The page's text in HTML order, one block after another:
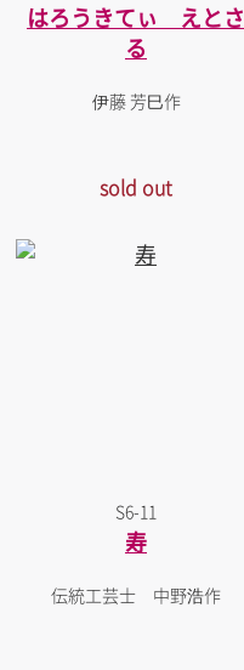
はろうきてぃ えとさ
る
伊藤 芳巳作
sold out
S6-11
寿
伝統工芸士 中野浩作